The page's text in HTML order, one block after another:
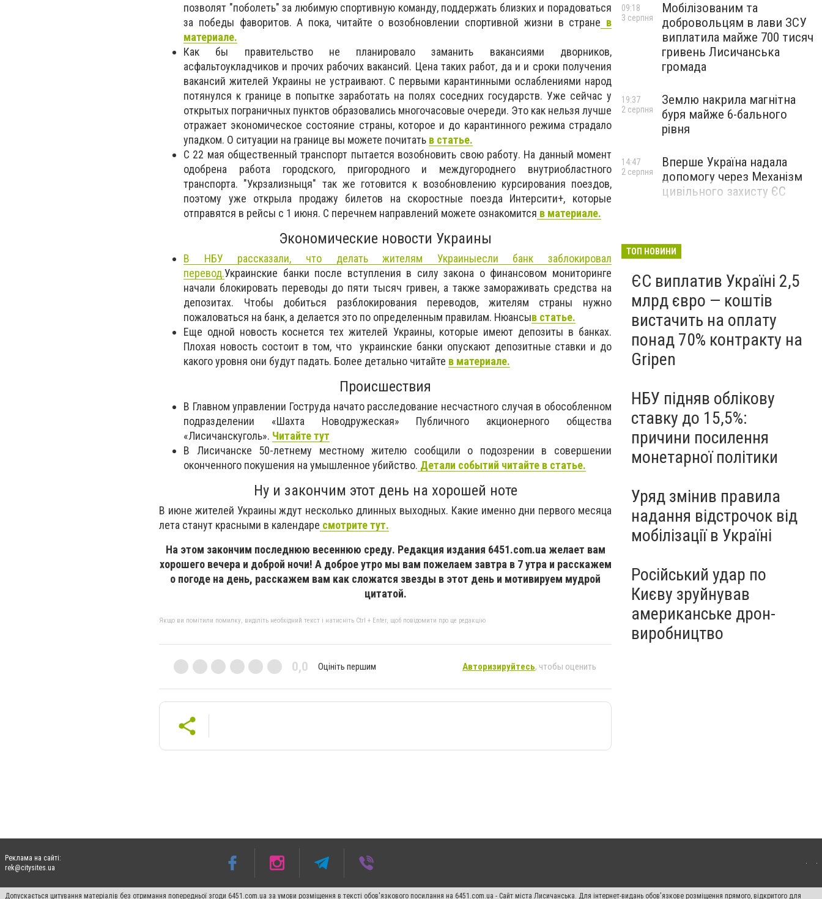
позволят "поболеть" за любимую спортивную команду, поддержать близких и порадоваться
за победы фаворитов. А пока, читайте о возобновлении спортивной жизни в стране в
материале.
Как бы правительство не планировало заманить вакансиями дворников,
асфальтоукладчиков и прочих рабочих вакансий. Цена таких работ, да и и сроки получения
вакансий жителей Украины не устраивают. С первыми карантинными ослаблениями народ
потянулся к границе в попытке заработать на полях соседних государств. Уже сейчас у
открытых пограничных пунктов образовались многочасовые очереди. Это как нельзя лучше
отражает экономическое состояние страны, которое и до карантинного режима страдало
упадком. О ситуации на границе вы можете почитать в статье.
С 22 мая общественный транспорт пытается возобновить свою работу. На данный момент
одобрена работа городского, пригородного и междугороднего внутриобластного
транспорта. "Укрзализныця" так же готовится к возобновлению курсирования поездов,
поэтому уже открыла продажу билетов на скоростные поезда Интерсити+, которые
отправятся в рейсы с 1 июня. С перечнем направлений можете ознакомится в материале.
Экономические новости Украины
В НБУ рассказали, что делать жителям Украиныесли банк заблокировал
перевод.Украинские банки после вступления в силу закона о финансовом мониторинге
начали блокировать переводы до пяти тысяч гривен, а также замораживать средства на
депозитах. Чтобы добиться разблокирования переводов, жителям страны нужно
пожаловаться на банк, а делается это по определенным правилам. Нюансыв статье.
Еще одной новость коснется тех жителей Украины, которые имеют депозиты в банках.
Плохая новость состоит в том, что украинские банки опускают депозитные ставки и до
какого уровня они будут падать. Более детально читайте в материале.
Происшествия
В Главном управлении Гоструда начато расследование несчастного случая в обособленном
подразделении «Шахта Новодружеская» Публичного акционерного общества
«Лисичанскуголь». Читайте тут
В Лисичанске 50-летнему местному жителю сообщили о подозрении в совершении
оконченного покушения на умышленное убийство. Детали событий читайте в статье.
Ну и закончим этот день на хорошей ноте
В июне жителей Украины ждут несколько длинных выходных. Какие именно дни первого месяца
лета станут красными в календаре смотрите тут.
На этом закончим последнюю весеннюю среду. Редакция издания 6451.com.ua желает вам
хорошего вечера и доброй ночи! А доброе утро мы вам пожелаем завтра в 7 утра и расскажем
о погоде на день, расскажем вам как сложатся звезды в этот день и мотивируем мудрой
цитатой.
Якщо ви помітили помилку, виділіть необхідний текст і натисніть Ctrl + Enter, щоб повідомити про це редакцію
0,0 Оцініть першим Авторизируйтесь, чтобы оценить
Мобілізованим та
добровольцям в лави ЗСУ
виплатила майже 700 тисяч
гривень Лисичанська
громада
09:18
3 серпня
Землю накрила магнітна
буря майже 6-бального
рівня
19:37
2 серпня
Вперше Україна надала
допомогу через Механізм
цивільного захисту ЄС
14:47
2 серпня
ТОП НОВИНИ
ЄС виплатив Україні 2,5
млрд євро — коштів
вистачить на оплату
понад 70% контракту на
Gripen
НБУ підняв облікову
ставку до 15,5%:
причини посилення
монетарної політики
Уряд змінив правила
надання відстрочок від
мобілізації в Україні
Російський удар по
Києву зруйнував
американське дрон-
виробництво
Реклама на сайті:
rek@citysites.ua
Допускається цитування матеріалів без отримання попередньої згоди 6451.com.ua за умови розміщення в тексті обов'язкового посилання на 6451.com.ua - Сайт міста Лисичанська. Для інтернет-видань обов'язкове розміщення прямого, відкритого для